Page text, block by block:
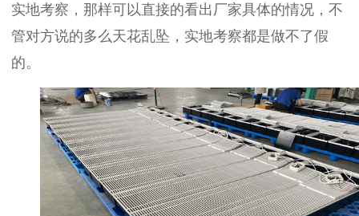
实地考察，那样可以直接的看出厂家具体的情况，不
管对方说的多么天花乱坠，实地考察都是做不了假
的。